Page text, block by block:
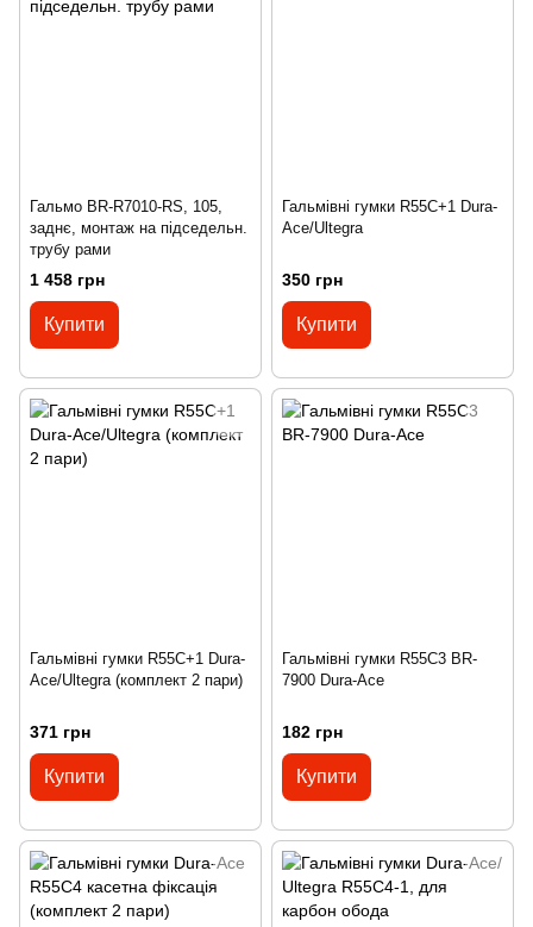
Гальмо BR-R7010-RS, 105,
заднє, монтаж на підседельн.
трубу рами
1 458 грн
Купити
Гальмівні гумки R55C+1 Dura-
Ace/Ultegra
350 грн
Купити
Гальмівні гумки R55C+1 Dura-
Ace/Ultegra (комплект 2 пари)
371 грн
Купити
Гальмівні гумки R55C3 BR-
7900 Dura-Ace
182 грн
Купити